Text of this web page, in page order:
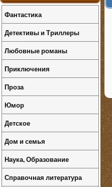
Фантастика
Детективы и Триллеры
Любовные романы
Приключения
Проза
Юмор
Детское
Дом и семья
Наука, Образование
Справочная литература